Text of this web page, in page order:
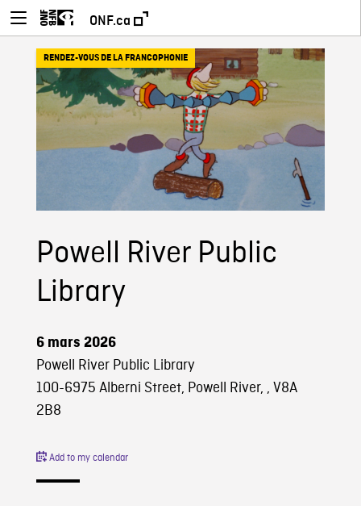
ONF.ca
RENDEZ-VOUS DE LA FRANCOPHONIE
Powell River Public
Library
6 mars 2026
Powell River Public Library
100-6975 Alberni Street, Powell River, , V8A
2B8
Add to my calendar